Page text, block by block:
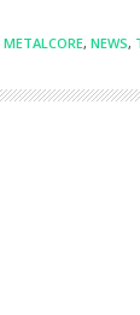
METALCORE, NEWS,